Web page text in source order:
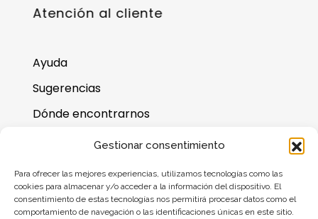
Gestionar consentimiento
Para ofrecer las mejores experiencias, utilizamos tecnologías como las
cookies para almacenar y/o acceder a la información del dispositivo. El
consentimiento de estas tecnologías nos permitirá procesar datos como el
comportamiento de navegación o las identificaciones únicas en este sitio.
Atención al cliente
Ayuda
Sugerencias
Dónde encontrarnos
Preguntas frecuentes